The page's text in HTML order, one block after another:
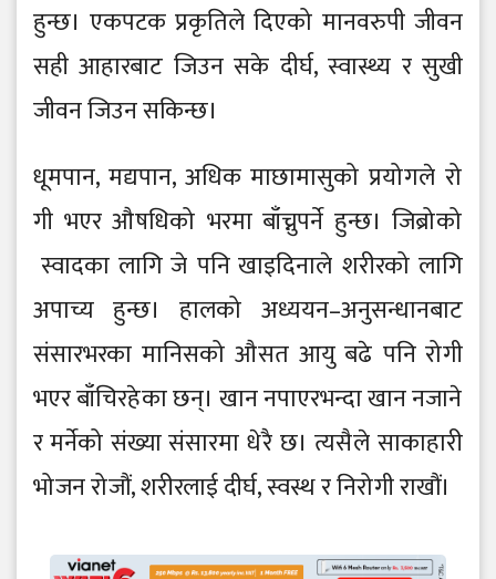
हुन्छ। एकपटक प्रकृतिले दिएको मानवरुपी जीवन
सही आहारबाट जिउन सके दीर्घ, स्वास्थ्य र सुखी
जीवन जिउन सकिन्छ।
धूमपान, मद्यपान, अधिक माछामासुको प्रयो गले रो
गी भएर औ षधिको भरमा बाँच्नुपर्ने हुन्छ। जिब्रो को
स्वादका लागि जे पनि खाइदिनाले शरीरको लागि
अपाच्य हुन्छ। हालको अध्ययन–अनुसन्धानबाट
संसारभरका मानिसको औ सत आयु बढे पनि रो गी
भएर बाँचिरहे का छन्। खान नपाएरभन्दा खान नजाने
र मर्नेको संख्या संसारमा धे रै छ। त्यसै ले साकाहारी
भो जन रो जौं, शरीरलाई दीर्घ, स्वस्थ र निरो गी राखौं।